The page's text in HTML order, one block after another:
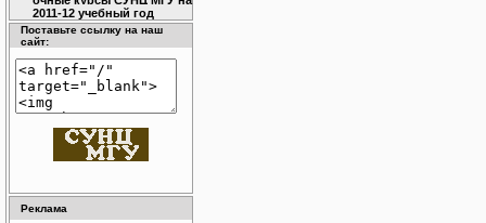
2011-12 учебный год
Поставьте ссылку на наш
сайт:
Реклама